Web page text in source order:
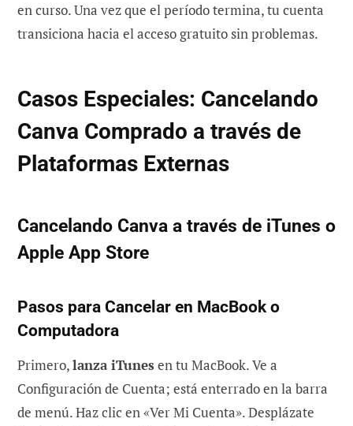
en curso. Una vez que el período termina, tu cuenta
transiciona hacia el acceso gratuito sin problemas.
Casos Especiales: Cancelando
Canva Comprado a través de
Plataformas Externas
Cancelando Canva a través de iTunes o
Apple App Store
Pasos para Cancelar en MacBook o
Computadora
Primero,lanza iTunes en tu MacBook. Ve a
Configuración de Cuenta; está enterrado en la barra
de menú. Haz clic en «Ver Mi Cuenta». Desplázate